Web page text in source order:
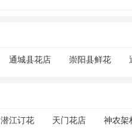
通城县花店 崇阳县鲜花
潜江订花 天门花店 神农架